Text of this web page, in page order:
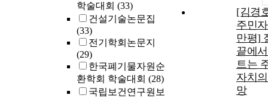
학술대회 (33)
건설기술논문집
(33)
전기학회논문지
(29)
한국폐기물자원순
환학회 학술대회 (28)
국립보건연구원보
[김경
주민
만평]
끝에
트는
자치
망